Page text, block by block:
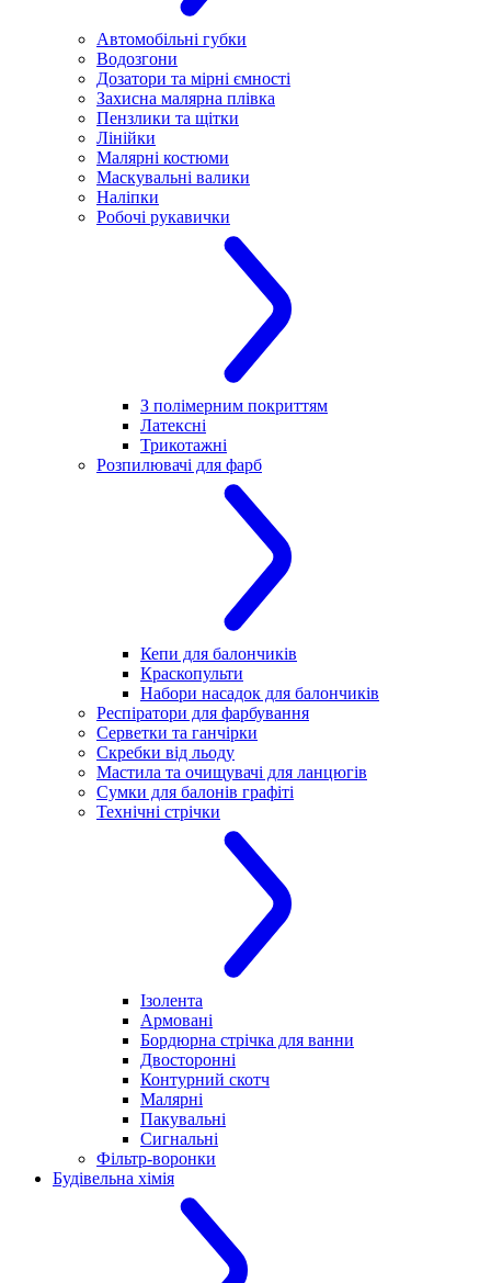
Автомобільні губки
Водозгони
Дозатори та мірні ємності
Захисна малярна плівка
Пензлики та щітки
Лінійки
Малярні костюми
Маскувальні валики
Наліпки
Робочі рукавички
З полімерним покриттям
Латексні
Трикотажні
Розпилювачі для фарб
Кепи для балончиків
Краскопульти
Набори насадок для балончиків
Респіратори для фарбування
Серветки та ганчірки
Скребки від льоду
Мастила та очищувачі для ланцюгів
Сумки для балонів графіті
Технічні стрічки
Ізолента
Армовані
Бордюрна стрічка для ванни
Двосторонні
Контурний скотч
Малярні
Пакувальні
Сигнальні
Фільтр-воронки
Будівельна хімія